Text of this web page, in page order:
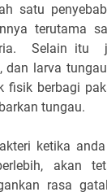
satu
terutama
Selain itu
dan larva
fisik berbagi
tungau.
ketika
akan
rasa